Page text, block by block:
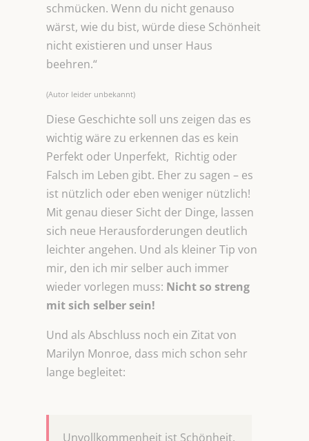
schmücken. Wenn du nicht genauso
wärst, wie du bist, würde diese Schönheit
nicht existieren und unser Haus
beehren.“
(Autor leider unbekannt)
Diese Geschichte soll uns zeigen das es
wichtig wäre zu erkennen das es kein
Perfekt oder Unperfekt, Richtig oder
Falsch im Leben gibt. Eher zu sagen – es
ist nützlich oder eben weniger nützlich!
Mit genau dieser Sicht der Dinge, lassen
sich neue Herausforderungen deutlich
leichter angehen. Und als kleiner Tip von
mir, den ich mir selber auch immer
wieder vorlegen muss: Nicht so streng
mit sich selber sein!
Und als Abschluss noch ein Zitat von
Marilyn Monroe, dass mich schon sehr
lange begleitet:
Unvollkommenheit ist Schönheit.